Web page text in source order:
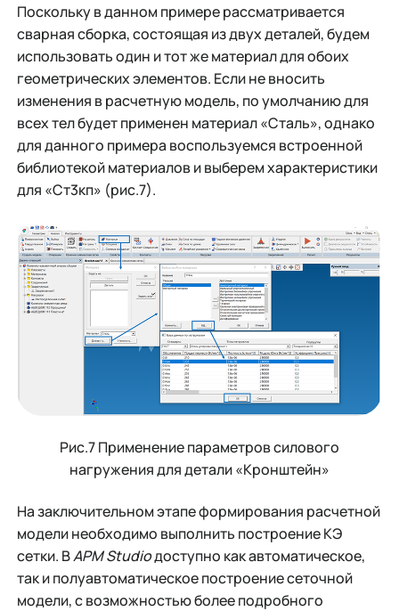
Поскольку в данном примере рассматривается
сварная сборка, состоящая из двух деталей, будем
использовать один и тот же материал для обоих
геометрических элементов. Если не вносить
изменения в расчетную модель, по умолчанию для
всех тел будет применен материал «Сталь», однако
для данного примера воспользуемся встроенной
библиотекой материалов и выберем характеристики
для «Ст3кп» (рис.7).
Рис.7 Применение параметров силового
нагружения для детали «Кронштейн»
На заключительном этапе формирования расчетной
модели необходимо выполнить построение КЭ
сетки. ВAPM Studioдоступно как автоматическое,
так и полуавтоматическое построение сеточной
модели, с возможностью более подробного